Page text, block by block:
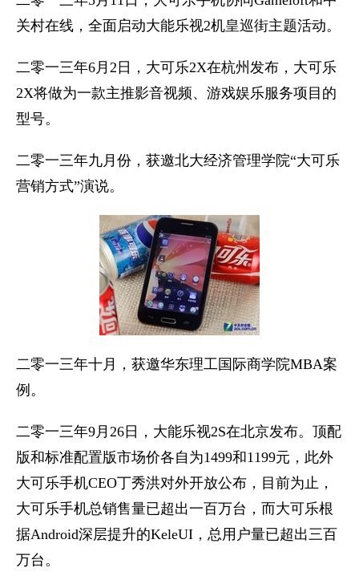
关村在线，全面启动大能乐视2机皇巡街主题活动。
二零一三年6月2日，大可乐2X在杭州发布，大可乐
2X将做为一款主推影音视频、游戏娱乐服务项目的
型号。
二零一三年九月份，获邀北大经济管理学院“大可乐
营销方式”演说。
二零一三年十月，获邀华东理工国际商学院MBA案
例。
二零一三年9月26日，大能乐视2S在北京发布。顶配
版和标准配置版市场价各自为1499和1199元，此外
大可乐手机CEO丁秀洪对外开放公布，目前为止，
大可乐手机总销售量已超出一百万台，而大可乐根
据Android深层提升的KeleUI，总用户量已超出三百
万台。